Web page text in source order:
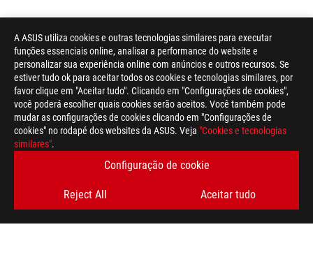
A ASUS utiliza cookies e outras tecnologias similares para executar
funções essenciais online, analisar a performance do website e
personalizar sua experiência online com anúncios e outros recursos. Se
estiver tudo ok para aceitar todos os cookies e tecnologias similares, por
favor clique em "Aceitar tudo". Clicando em "Configurações de cookies",
você poderá escolher quais cookies serão aceitos. Você também pode
mudar as configurações de cookies clicando em "Configurações de
cookies" no rodapé dos websites da ASUS. Veja "Cookies e tecnologias
similares".
Configuração de cookie
Reject All Aceitar tudo
Rodapé
GAMING MOTHERBOARDS > MOTHERBOARDS FILTER
ROG STRIX Z890-A GAMING WIFI GALLERY